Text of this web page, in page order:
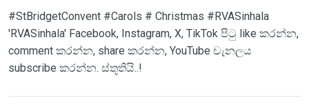
#StBridgetConvent #Carols # Christmas #RVASinhala
'RVASinhala' Facebook, Instagram, X, TikTok පිටු like කරන්න,
comment කරන්න, share කරන්න, YouTube චැනලය
subscribe කරන්න. ස්තූතියි..!